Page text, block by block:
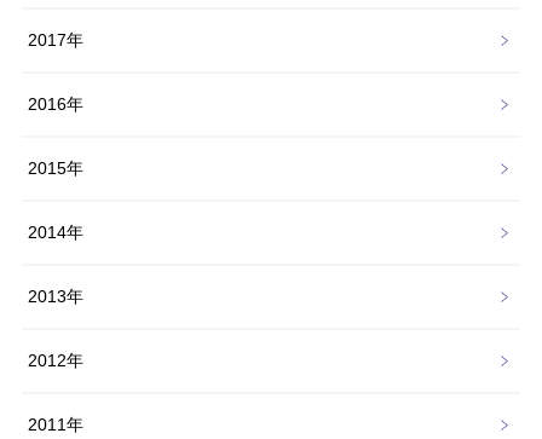
2017年
2016年
2015年
2014年
2013年
2012年
2011年